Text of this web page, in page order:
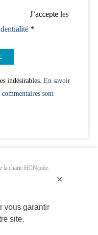
vous garantir
site.
✕
J’accepte les
*
indésirables. En savoir
sont
la charte HONcode.